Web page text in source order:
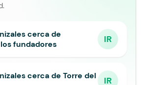
cerca de
fundadores
IR
cerca de Torre del
IR